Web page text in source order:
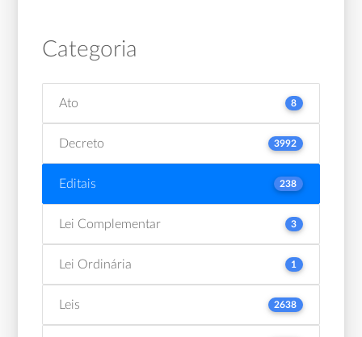
Categoria
Ato 8
Decreto 3992
Editais 238
Lei Complementar 3
Lei Ordinária 1
Leis 2638